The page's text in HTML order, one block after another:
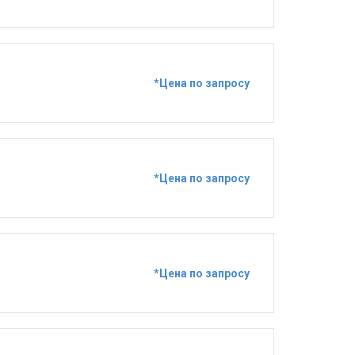
*Цена по запросу
*Цена по запросу
*Цена по запросу